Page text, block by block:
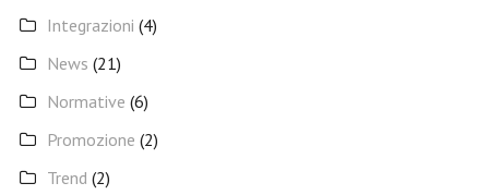
Integrazioni (4)
News (21)
Normative (6)
Promozione (2)
Trend (2)